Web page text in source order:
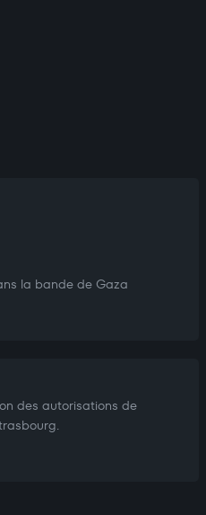
la bande de Gaza
des autorisations de